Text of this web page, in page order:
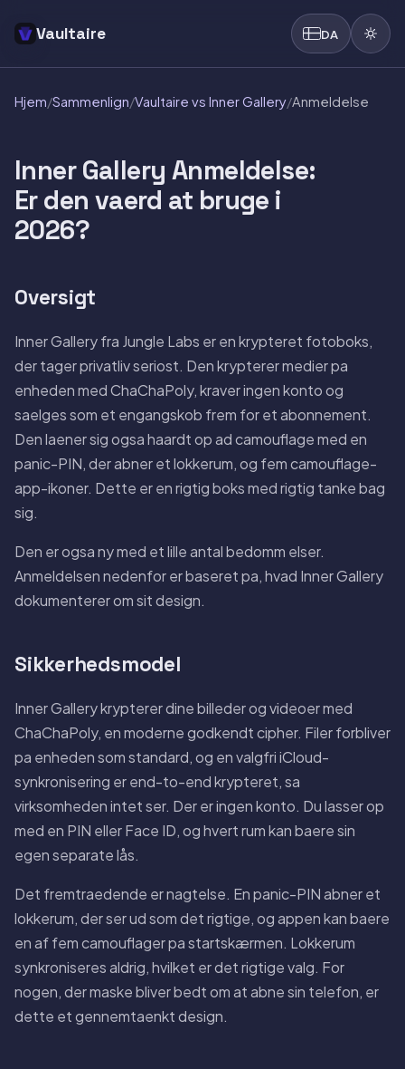
Vaultaire DA
Hjem/Sammenlign/Vaultaire vs Inner Gallery/Anmeldelse
Inner Gallery Anmeldelse:
Er den vaerd at bruge i
2026?
Oversigt
Inner Gallery fra Jungle Labs er en krypteret fotoboks,
der tager privatliv seriost. Den krypterer medier pa
enheden med ChaChaPoly, kraver ingen konto og
saelges som et engangskob frem for et abonnement.
Den laener sig ogsa haardt op ad camouflage med en
panic-PIN, der abner et lokkerum, og fem camouflage-
app-ikoner. Dette er en rigtig boks med rigtig tanke bag
sig.
Den er ogsa ny med et lille antal bedomm elser.
Anmeldelsen nedenfor er baseret pa, hvad Inner Gallery
dokumenterer om sit design.
Sikkerhedsmodel
Inner Gallery krypterer dine billeder og videoer med
ChaChaPoly, en moderne godkendt cipher. Filer forbliver
pa enheden som standard, og en valgfri iCloud-
synkronisering er end-to-end krypteret, sa
virksomheden intet ser. Der er ingen konto. Du lasser op
med en PIN eller Face ID, og hvert rum kan baere sin
egen separate lås.
Det fremtraedende er nagtelse. En panic-PIN abner et
lokkerum, der ser ud som det rigtige, og appen kan baere
en af fem camouflager pa startskærmen. Lokkerum
synkroniseres aldrig, hvilket er det rigtige valg. For
nogen, der maske bliver bedt om at abne sin telefon, er
dette et gennemtaenkt design.